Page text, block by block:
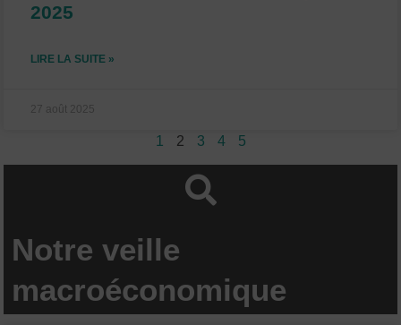
2025
LIRE LA SUITE »
27 août 2025
1 2 3 4 5
Notre veille
macroéconomique